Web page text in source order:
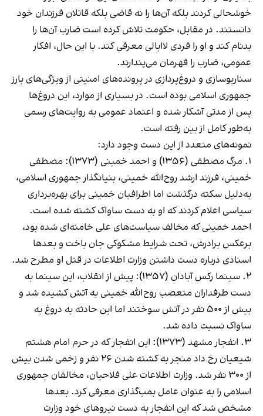
خوشحالی کردند بلکه آن‌ها را نه قاضی بلکه قاتلان فرزندان خود
دانستند. در مقابل، حکومت تلاش کرده است ضارب آن‌ها را
بدنام کند و او را فردی لاابالی معرفی کند. با این حال، افکار
عمومی، ضارب را قهرمان می‌پندارند.
سناریوسازی و دروغ‌پردازی در پرونده‌های امنیتی از ویژگی‌های بارز
جمهوری اسلامی بوده است. در بسیاری از موارد، این دروغ‌ها
پس از مدتی آشکار شده و اعتماد عمومی به روایت‌های رسمی
به‌طور کامل از بین رفته است.
نمونه‌های متعدد از این دست وجود دارد:
۱. مرگ مصطفی (۱۳۵۶) و احمد خمینی (۱۳۷۳): مصطفی
خمینی، فرزند ارشد روح‌الله خمینی، بنیانگذار جمهوری اسلامی،
به‌دلیل سکته درگذشت اما اطرافیان خمینی برای بهره‌برداری
سیاسی اعلام کردند که او به دست ساواک کشته شده است.
احمد خمینی که مخالف سیاست‌های علی خامنه‌ای شده بود،
برعکس برادرش، تحت شرایط مشکوکی جان باخت و بعدها
اسنادی درباره دست‌ داشتن وزارت اطلاعات در قتل او مطرح شد.
۲. سینما رکس آبادان (۱۳۵۷): پیش از انقلاب، این سینما به
دست طرفداران متعصب روح‌الله خمینی به آتش کشیده شد و
بیش از ۵۰۰ نفر در آتش سوختند اما این حادثه به دروغ به
ساواک نسبت داده شد.
۳. انفجار مشهد (۱۳۷۳): این انفجار که در حرم امام هشتم
شیعیان رخ داد منجر به کشته شدن ۲۶ نفر و زخمی شدن بیش
از ۳۰۰ نفر شد. وزارت اطلاعات علی فلاحیان، مخالفان جمهوری
اسلامی را به عنوان عامل بمب‌گذاری معرفی کرد. بعدها
مشخص شد که این انفجار به دست نیروهای خود وزارت